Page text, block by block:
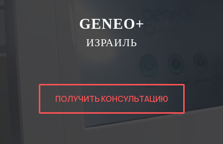
GENEO+
ИЗРАИЛЬ
ПОЛУЧИТЬ КОНСУЛЬТАЦИЮ